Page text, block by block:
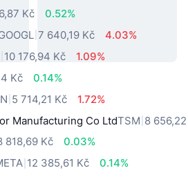
Kč
0.52%
7 640,19 Kč
4.03%
10 176,94 Kč
1.09%
Kč
0.14%
5 714,21 Kč
1.72%
Manufacturing Co LtdTSM 8
818,69 Kč
0.03%
12 385,61 Kč
0.14%